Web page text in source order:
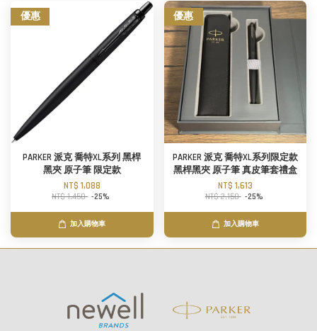
優惠
PARKER 派克 喬特XL系列 黑桿
黑夾 原子筆 限定款
NT$ 1,088
NT$ 1,450 -25%
加入購物車
優惠
PARKER 派克 喬特XL系列限定款
黑桿黑夾 原子筆 真皮筆套禮盒
NT$ 1,613
NT$ 2,150 -25%
加入購物車